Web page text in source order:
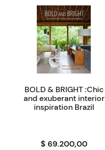
BOLD & BRIGHT :Chic
and exuberant interior
inspiration Brazil
$ 69.200,00